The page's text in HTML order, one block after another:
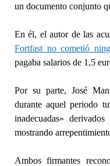
un documento conjunto
En él, el autor de las
Fortfast no cometió
pagaba salarios de 1,5
Por su parte, José
durante aquel periodo
inadecuadas»
mostrando
Ambos firmantes